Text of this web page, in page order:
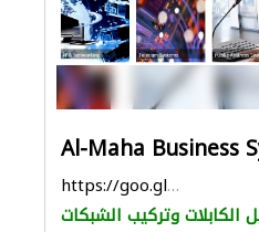
Al-Maha Business
https://goo.gl/maps/mZgWHEk6bXbcVATZ6
الكابلات وتركيب الشبكات